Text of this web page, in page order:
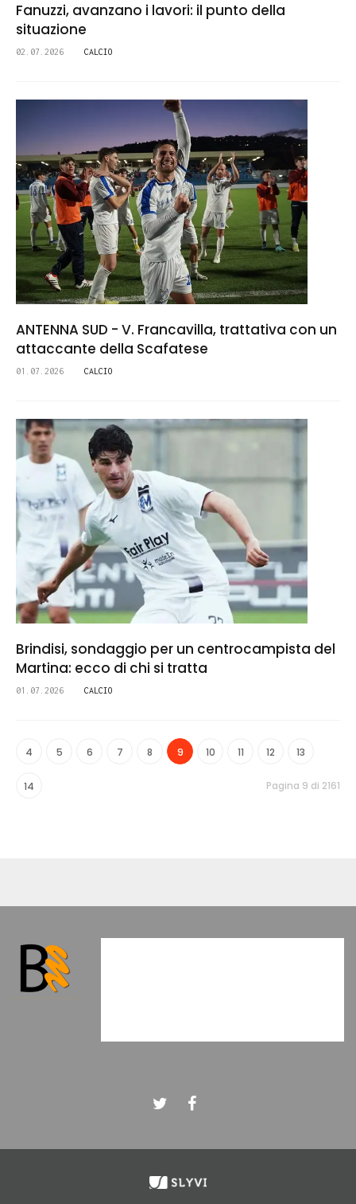
Fanuzzi, avanzano i lavori: il punto della
situazione
02.07.2026 CALCIO
ANTENNA SUD - V. Francavilla, trattativa con un
attaccante della Scafatese
01.07.2026 CALCIO
Brindisi, sondaggio per un centrocampista del
Martina: ecco di chi si tratta
01.07.2026 CALCIO
4 5 6 7 8 9 10 11 12 13
14 Pagina 9 di 2161